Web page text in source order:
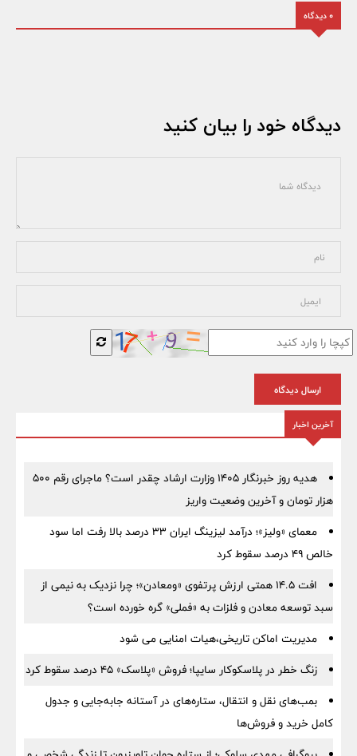
0 دیدگاه
دیدگاه خود را بیان کنید
ارسال دیدگاه
آخرین اخبار
هدیه روز خبرنگار ۱۴۰۵ وزارت ارشاد چقدر است؟ ماجرای رقم ۵۰۰
هزار تومان و آخرین وضعیت واریز
معمای «ولیز»؛ درآمد لیزینگ ایران ۳۳ درصد بالا رفت اما سود
خالص ۴۹ درصد سقوط کرد
افت ۱۴.۵ همتی ارزش پرتفوی «ومعادن»؛ چرا نزدیک به نیمی از
سبد توسعه معادن و فلزات به «فملی» گره خورده است؟
مدیریت اماکن تاریخی،هیات امنایی می شود
زنگ خطر در پلاسکوکار سایپا؛ فروش «پلاسک» ۴۵ درصد سقوط کرد
بمب‌های نقل و انتقال، ستاره‌های در آستانه جابه‌جایی و جدول
کامل خرید و فروش‌ها